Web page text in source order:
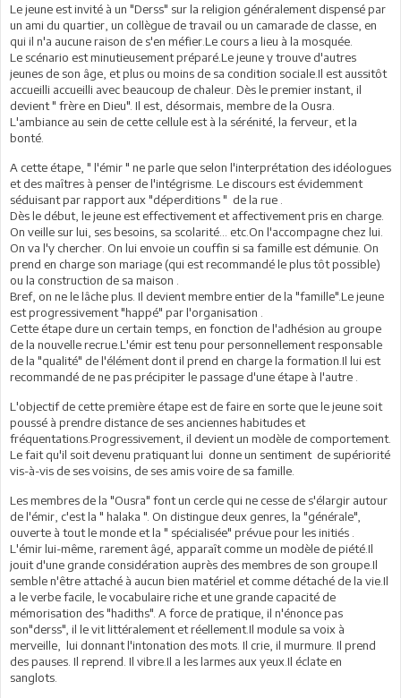
Le jeune est invité à un "Derss" sur la religion généralement dispensé par
un ami du quartier, un collègue de travail ou un camarade de classe, en
qui il n'a aucune raison de s'en méfier.Le cours a lieu à la mosquée.
Le scénario est minutieusement préparé.Le jeune y trouve d'autres
jeunes de son âge, et plus ou moins de sa condition sociale.Il est aussitôt
accueilli accueilli avec beaucoup de chaleur. Dès le premier instant, il
devient " frère en Dieu". Il est, désormais, membre de la Ousra.
L'ambiance au sein de cette cellule est à la sérénité, la ferveur, et la
bonté.
A cette étape, " l'émir " ne parle que selon l'interprétation des idéologues
et des maîtres à penser de l'intégrisme. Le discours est évidemment
séduisant par rapport aux "déperditions " de la rue .
Dès le début, le jeune est effectivement et affectivement pris en charge.
On veille sur lui, ses besoins, sa scolarité... etc.On l'accompagne chez lui.
On va l'y chercher. On lui envoie un couffin si sa famille est démunie. On
prend en charge son mariage (qui est recommandé le plus tôt possible)
ou la construction de sa maison .
Bref, on ne le lâche plus. Il devient membre entier de la "famille".Le jeune
est progressivement "happé" par l'organisation .
Cette étape dure un certain temps, en fonction de l'adhésion au groupe
de la nouvelle recrue.L'émir est tenu pour personnellement responsable
de la "qualité" de l'élément dont il prend en charge la formation.Il lui est
recommandé de ne pas précipiter le passage d'une étape à l'autre .
L'objectif de cette première étape est de faire en sorte que le jeune soit
poussé à prendre distance de ses anciennes habitudes et
fréquentations.Progressivement, il devient un modèle de comportement.
Le fait qu'il soit devenu pratiquant lui donne un sentiment de supériorité
vis-à-vis de ses voisins, de ses amis voire de sa famille.
Les membres de la "Ousra" font un cercle qui ne cesse de s'élargir autour
de l'émir, c'est la " halaka ". On distingue deux genres, la "générale",
ouverte à tout le monde et la " spécialisée" prévue pour les initiés .
L'émir lui-même, rarement âgé, apparaît comme un modèle de piété.Il
jouit d'une grande considération auprès des membres de son groupe.Il
semble n'être attaché à aucun bien matériel et comme détaché de la vie.Il
a le verbe facile, le vocabulaire riche et une grande capacité de
mémorisation des "hadiths". A force de pratique, il n'énonce pas
son"derss", il le vit littéralement et réellement.Il module sa voix à
merveille, lui donnant l'intonation des mots. Il crie, il murmure. Il prend
des pauses. Il reprend. Il vibre.Il a les larmes aux yeux.Il éclate en
sanglots.